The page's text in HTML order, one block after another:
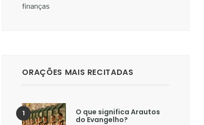
finanças
ORAÇÕES MAIS RECITADAS
O que significa Arautos
do Evangelho?